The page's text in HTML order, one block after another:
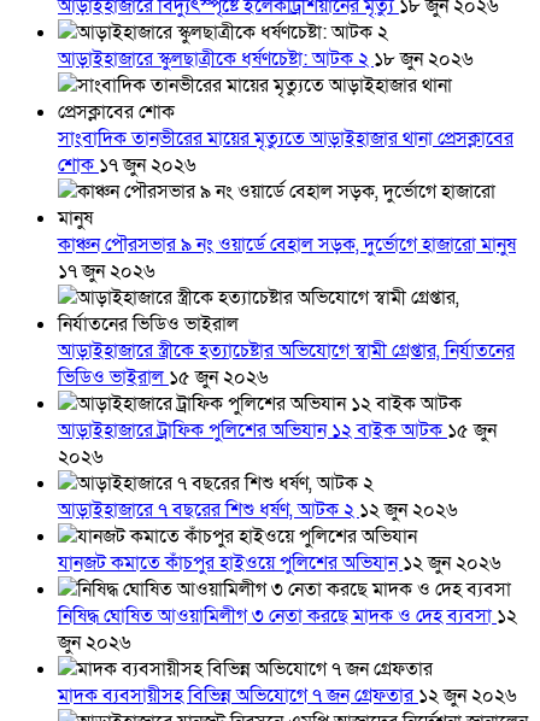
আড়াইহাজারে বিদ্যুৎস্পৃষ্টে ইলেকট্রিশিয়ানের মৃত্যু১৮ জুন ২০২৬
আড়াইহাজারে স্কুলছাত্রীকে ধর্ষণচেষ্টা: আটক ২ ১৮ জুন ২০২৬
সাংবাদিক তানভীরের মায়ের মৃত্যুতে আড়াইহাজার থানা প্রেসক্লাবের
শোক ১৭ জুন ২০২৬
কাঞ্চন পৌরসভার ৯ নং ওয়ার্ডে বেহাল সড়ক, দুর্ভোগে হাজারো মানুষ
১৭ জুন ২০২৬
আড়াইহাজারে স্ত্রীকে হত্যাচেষ্টার অভিযোগে স্বামী গ্রেপ্তার, নির্যাতনের
ভিডিও ভাইরাল ১৫ জুন ২০২৬
আড়াইহাজারে ট্রাফিক পুলিশের অভিযান ১২ বাইক আটক ১৫ জুন
২০২৬
আড়াইহাজারে ৭ বছরের শিশু ধর্ষণ, আটক ২ ১২ জুন ২০২৬
যানজট কমাতে কাঁচপুর হাইওয়ে পুলিশের অভিযান১২ জুন ২০২৬
নিষিদ্ধ ঘোষিত আওয়ামিলীগ ৩ নেতা করছে মাদক ও দেহ ব্যবসা ১২
জুন ২০২৬
মাদক ব্যবসায়ীসহ বিভিন্ন অভিযোগে ৭ জন গ্রেফতার১২ জুন ২০২৬